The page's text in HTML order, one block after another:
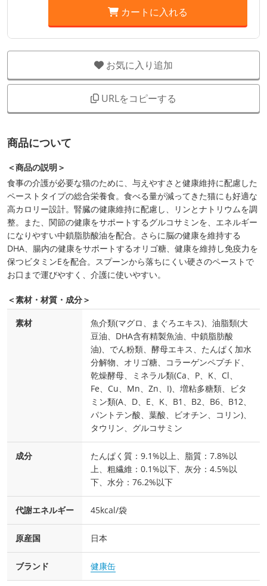
カートに入れる
お気に入り追加
URLをコピーする
商品について
＜商品の説明＞
食事の介護が必要な猫のために、与えやすさと健康維持に配慮した
ペーストタイプの総合栄養食。食べる量が減ってきた猫にも好適な
高カロリー設計。腎臓の健康維持に配慮し、リンとナトリウムを調
整。また、関節の健康をサポートするグルコサミンを、エネルギー
になりやすい中鎖脂肪酸油を配合。さらに脳の健康を維持する
DHA、腸内の健康をサポートするオリゴ糖、健康を維持し免疫力を
保つビタミンEを配合。スプーンから落ちにくい硬さのペーストで
お口まで運びやすく、介護に使いやすい。
＜素材・材質・成分＞
素材
魚介類(マグロ、まぐろエキス)、油脂類(大
豆油、DHA含有精製魚油、中鎖脂肪酸
油)、でん粉類、酵母エキス、たんぱく加水
分解物、オリゴ糖、コラーゲンペプチド、
乾燥酵母、ミネラル類(Ca、P、K、Cl、
Fe、Cu、Mn、Zn、I)、増粘多糖類、ビタ
ミン類(A、D、E、K、B1、B2、B6、B12、
パントテン酸、葉酸、ビオチン、コリン)、
タウリン、グルコサミン
成分
たんぱく質：9.1%以上、脂質：7.8%以
上、粗繊維：0.1%以下、灰分：4.5%以
下、水分：76.2%以下
代謝エネルギー 45kcal/袋
原産国 日本
ブランド 健康缶